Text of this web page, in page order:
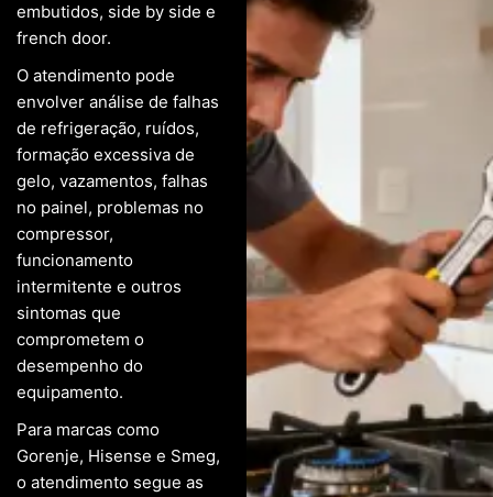
embutidos, side by side e
french door.
O atendimento pode
envolver análise de falhas
de refrigeração, ruídos,
formação excessiva de
gelo, vazamentos, falhas
no painel, problemas no
compressor,
funcionamento
intermitente e outros
sintomas que
comprometem o
desempenho do
equipamento.
Para marcas como
Gorenje, Hisense e Smeg,
o atendimento segue as